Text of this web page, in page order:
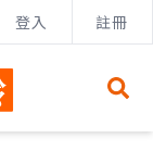
登入 註冊